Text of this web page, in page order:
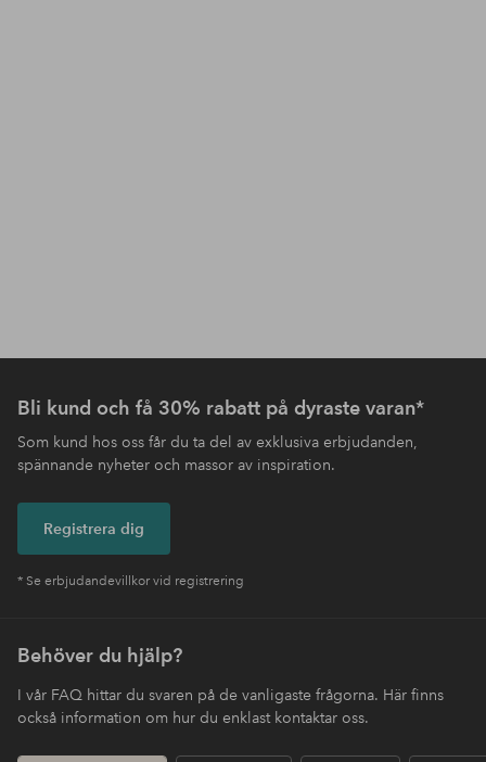
Bli kund och få 30% rabatt på dyraste varan*
Som kund hos oss får du ta del av exklusiva erbjudanden,
spännande nyheter och massor av inspiration.
Registrera dig
* Se erbjudandevillkor vid registrering
Behöver du hjälp?
I vår FAQ hittar du svaren på de vanligaste frågorna. Här finns
också information om hur du enklast kontaktar oss.